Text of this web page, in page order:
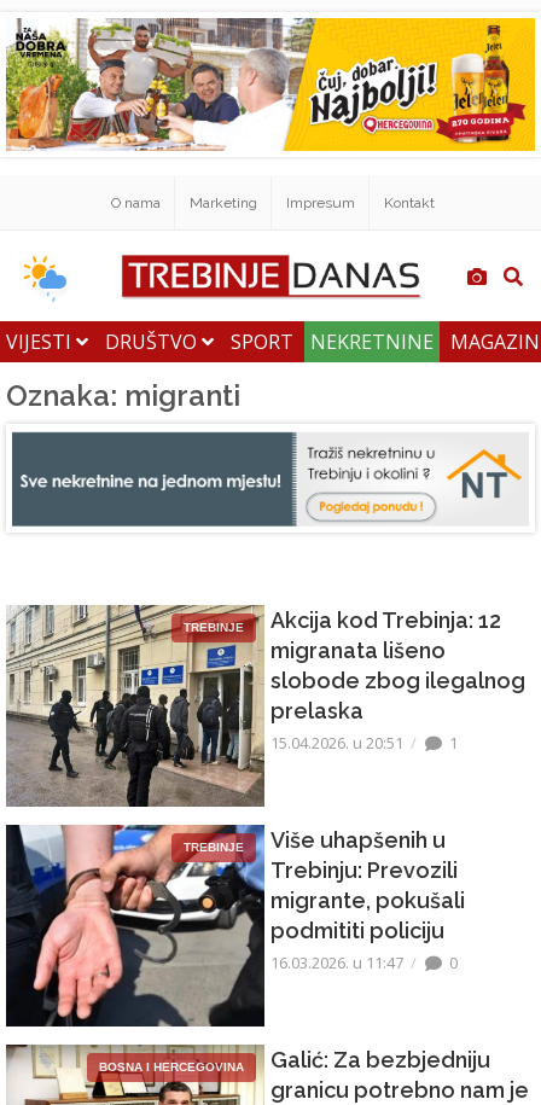
O nama Marketing Impresum Kontakt
VIJESTI DRUŠTVO SPORT NEKRETNINE
Oznaka: migranti
TREBINJE
Akcija kod Trebinja: 12
migranata lišeno
slobode zbog ilegalnog
prelaska
15.04.2026. u 20:51 1
TREBINJE
Više uhapšenih u
Trebinju: Prevozili
migrante, pokušali
podmititi policiju
16.03.2026. u 11:47 0
BOSNA I HERCEGOVINA
Galić: Za bezbjedniju
granicu potrebno nam je